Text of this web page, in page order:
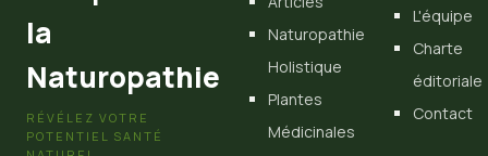
la
Naturopathie
RÉVÉLEZ VOTRE
POTENTIEL SANTÉ
Naturopathie
Holistique
Plantes
Médicinales
L'équipe
Charte
éditoriale
Contact